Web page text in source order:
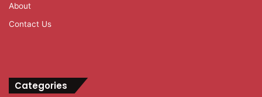
About
Contact Us
Categories